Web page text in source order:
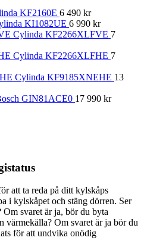
KF2160E 6 490 kr
KI1082UE 6 990 kr
Cylinda KF2266XLFVE 7
Cylinda KF2266XLFHE 7
Cylinda KF9185XNEHE 13
GIN81ACE0 17 990 kr
att ta reda på ditt kylskåps
i kylskåpet och stäng dörren. Ser
svaret är ja, bör du byta
värmekälla? Om svaret är ja bör du
för att undvika onödig